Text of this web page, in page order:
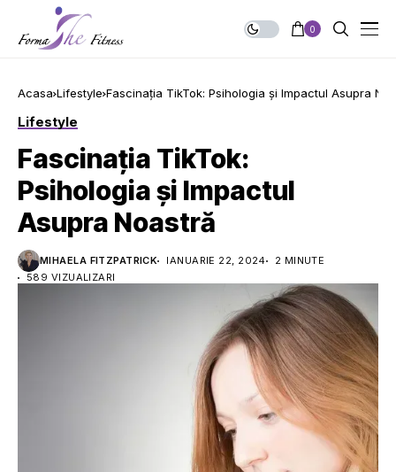
0
Acasa Lifestyle Fascinația TikTok: Psihologia și Impactul Asupra
Lifestyle
Fascinația TikTok:
Psihologia și Impactul
Asupra Noastră
MIHAELA FITZPATRICK IANUARIE 22, 2024
2 MINUTE
589 VIZUALIZARI